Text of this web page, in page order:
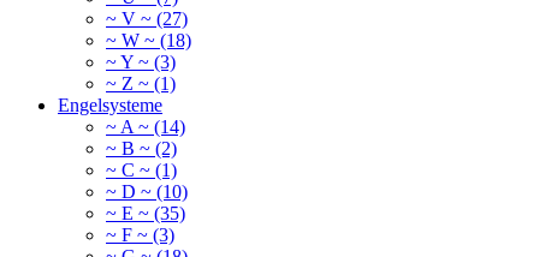
~ V ~ (27)
~ W ~ (18)
~ Y ~ (3)
~ Z ~ (1)
Engelsysteme
~ A ~ (14)
~ B ~ (2)
~ C ~ (1)
~ D ~ (10)
~ E ~ (35)
~ F ~ (3)